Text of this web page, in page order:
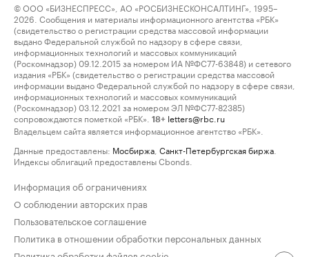
© ООО «БИЗНЕСПРЕСС», АО «РОСБИЗНЕСКОНСАЛТИНГ», 1995–
2026. Сообщения и материалы информационного агентства «РБК»
(свидетельство о регистрации средства массовой информации
выдано Федеральной службой по надзору в сфере связи,
информационных технологий и массовых коммуникаций
(Роскомнадзор) 09.12.2015 за номером ИА №ФС77-63848) и сетевого
издания «РБК» (свидетельство о регистрации средства массовой
информации выдано Федеральной службой по надзору в сфере связи,
информационных технологий и массовых коммуникаций
(Роскомнадзор) 03.12.2021 за номером ЭЛ №ФС77-82385)
сопровождаются пометкой «РБК».
18+ letters@rbc.ru
Владельцем сайта является информационное агентство «РБК».
Данные предоставлены: Мосбиржа Санкт-Петербургская биржа
Индексы облигаций предоставлены Cbonds.
Информация об ограничениях
О соблюдении авторских прав
Пользовательское соглашение
Политика в отношении обработки персональных данных